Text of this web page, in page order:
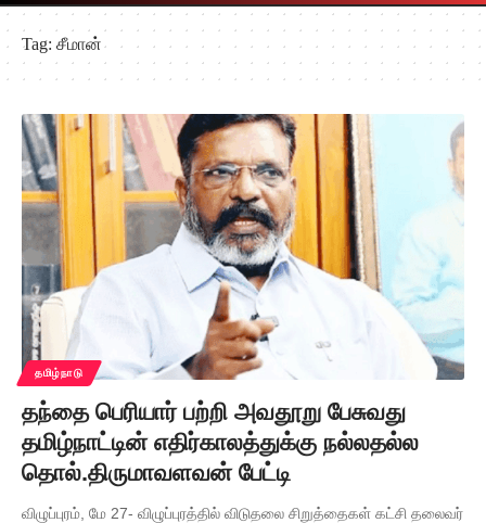
Tag:சீமான்
தமிழ்நாடு
தந்தை பெரியார் பற்றி அவதூறு பேசுவது
தமிழ்நாட்டின் எதிர்காலத்துக்கு நல்லதல்ல
தொல்.திருமாவளவன் பேட்டி
விழுப்புரம், மே 27- விழுப்புரத்தில் விடுதலை சிறுத்தைகள் கட்சி தலைவர்